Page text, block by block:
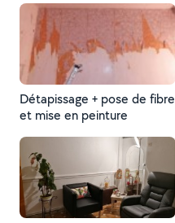
Détapissage + pose de fibre
et mise en peinture